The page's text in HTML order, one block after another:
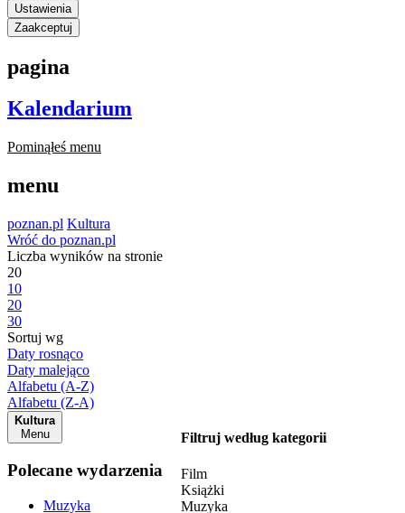
Ustawienia
Zaakceptuj
pagina
Kalendarium
Pominąłeś menu
menu
poznan.pl Kultura
Wróć do poznan.pl
Liczba wyników na stronie
20
10
20
30
Sortuj wg
Daty rosnąco
Daty malejąco
Alfabetu (A-Z)
Alfabetu (Z-A)
Kultura
Menu
Polecane wydarzenia
Muzyka
Filtruj według kategorii
Film
Książki
Muzyka